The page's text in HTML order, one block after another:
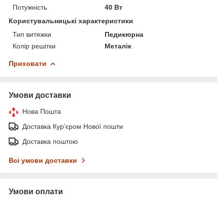
Потужність
40 Вт
Користувальницькі характеристики
Тип витяжки
Педикюрна
Колір решітки
Металік
Приховати
Умови доставки
Нова Пошта
Доставка Курʼєром Нової пошти
Доставка поштою
Всі умови доставки
Умови оплати